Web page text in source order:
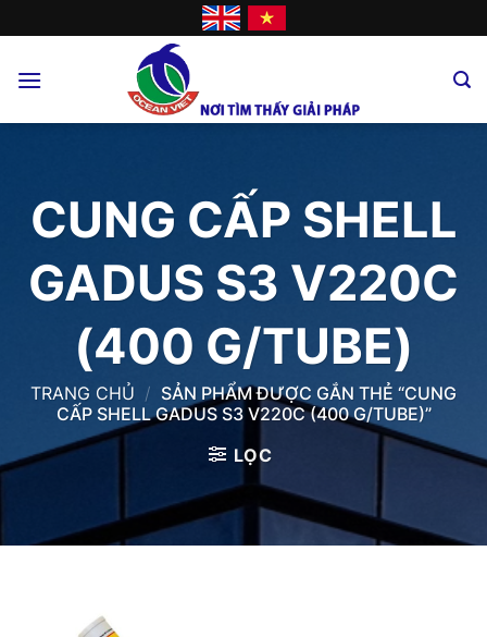
to
CUNG CẤP SHELL
GADUS S3 V220C
(400 G/TUBE)
TRANG CHỦ / SẢN PHẨM ĐƯỢC GẮN THẺ “CUNG
CẤP SHELL GADUS S3 V220C (400 G/TUBE)”
LỌC